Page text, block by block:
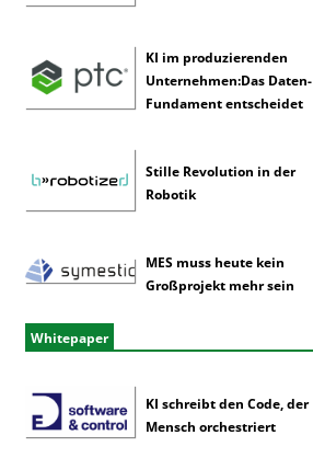
KI im produzierenden
Unternehmen:Das Daten-
Fundament entscheidet
Stille Revolution in der
Robotik
MES muss heute kein
Großprojekt mehr sein
Whitepaper
KI schreibt den Code, der
Mensch orchestriert